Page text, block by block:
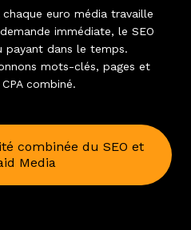
euro média travaille
immédiate, le SEO
payant dans le temps.
mots-clés, pages et
combiné.
combinée du SEO et
Media